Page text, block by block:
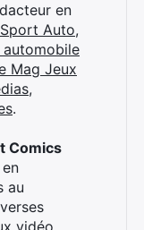
en
Auto,
Mag Jeux
.
Comics
au
vidéo